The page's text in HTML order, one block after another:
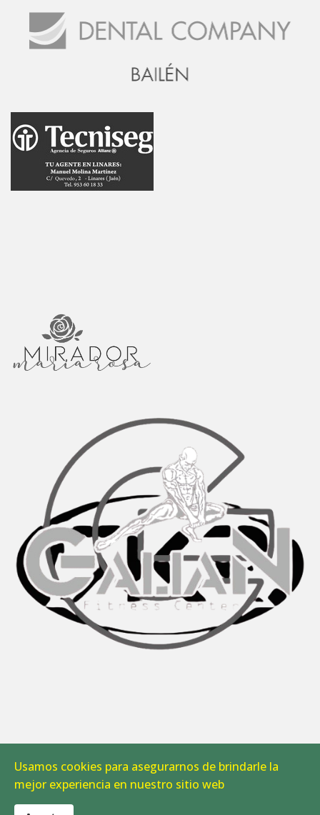
Aviso Legal |Política de Cookies
© 2026 CAB Linares. Todos los derechos reservados.
Usamos cookies para asegurarnos de brindarle la
mejor experiencia en nuestro sitio web